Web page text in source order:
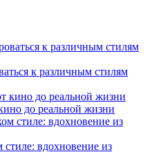
к различным стилям
до реальной жизни
вдохновение из